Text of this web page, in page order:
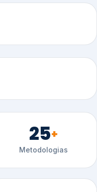
25+
Metodologias